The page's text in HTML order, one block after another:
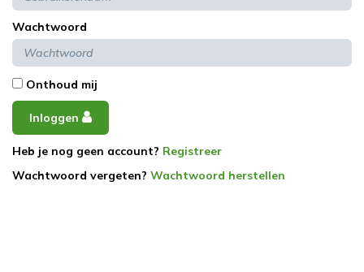
Wachtwoord
Onthoud mij
Inloggen
Heb je nog geen account? Registreer
Wachtwoord vergeten? Wachtwoord herstellen